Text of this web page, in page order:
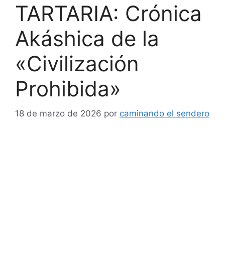
TARTARIA: Crónica
Akáshica de la
«Civilización
Prohibida»
18 de marzo de 2026 por caminando el sendero